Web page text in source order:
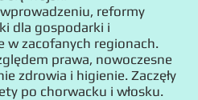
reformy
dla gospodarki i
w zacofanych regionach.
prawa, nowoczesne
zdrowia i higienie. Zaczęły
po chorwacku i włosku.